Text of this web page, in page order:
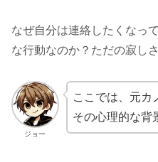
なぜ自分は連絡したくなっ
な行動なのか？ただの寂し
ジョー
ここでは、元カ
その心理的な背